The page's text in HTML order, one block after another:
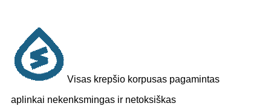
Visas krepšio korpusas pagamintas
aplinkai nekenksmingas ir netoksiškas